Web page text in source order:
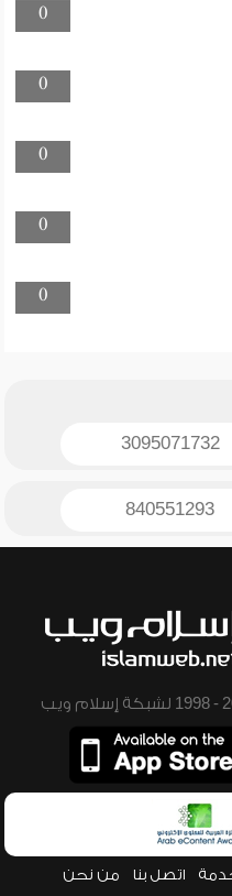
0
0
0
0
0
3095071732
840551293
اتصل بنا من نحن